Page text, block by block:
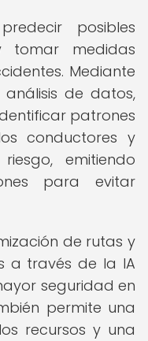
posibles
tomar medidas
Mediante
de datos,
patrones
conductores y
emitiendo
para evitar
de rutas y
a través de la IA
seguridad en
permite una
recursos y una